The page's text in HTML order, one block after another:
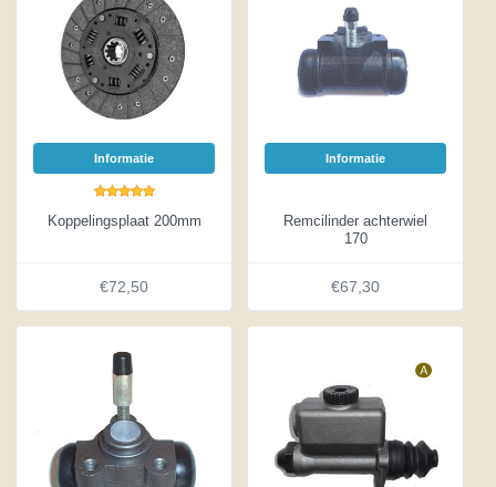
Informatie
Koppelingsplaat 200mm
€72,50
Informatie
Remcilinder achterwiel
170
€67,30